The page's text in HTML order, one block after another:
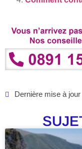
Dernière mise à